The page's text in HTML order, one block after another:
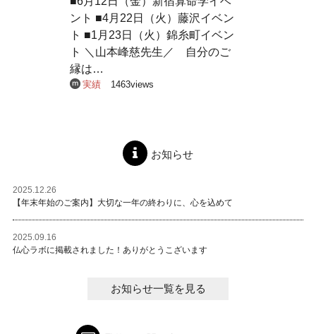
ント ■4月22日（火）藤沢イベン
ト ■1月23日（火）錦糸町イベン
ト ＼山本峰慈先生／ 自分のご
縁は…
実績 1463views
お知らせ
2025.12.26
【年末年始のご案内】大切な一年の終わりに、心を込めて
2025.09.16
仏心ラボに掲載されました！ありがとうこざいます
お知らせ一覧を見る